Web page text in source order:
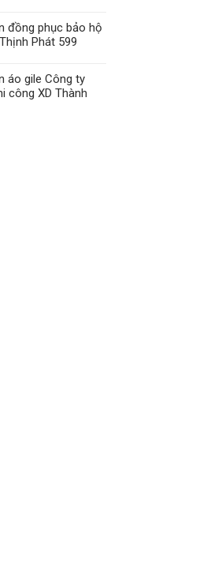
đồng phục bảo hộ
Phát 599
áo gile Công ty
công XD Thành